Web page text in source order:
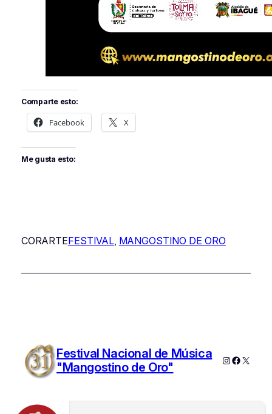
Comparte esto:
Facebook X
Me gusta esto:
CORARTEFESTIVAL, MANGOSTINO DE ORO
Festival Nacional de Música
"Mangostino de Oro"
Instagram
X